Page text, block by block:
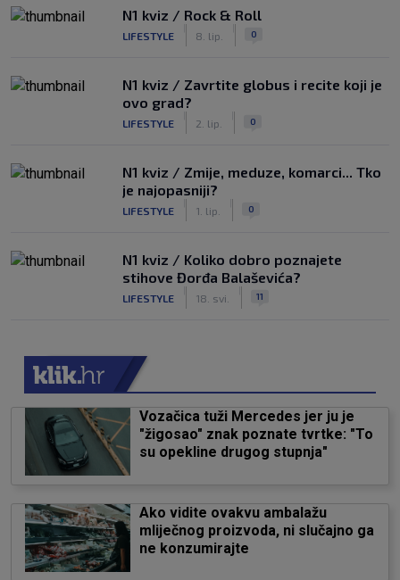
N1 kviz / Rock & Roll
LIFESTYLE 8. lip. 0
N1 kviz / Zavrtite globus i recite koji je
ovo grad?
LIFESTYLE 2. lip. 0
N1 kviz / Zmije, meduze, komarci... Tko
je najopasniji?
LIFESTYLE 1. lip. 0
N1 kviz / Koliko dobro poznajete
stihove Đorđa Balaševića?
LIFESTYLE 18. svi. 11
Vozačica tuži Mercedes jer ju je
"žigosao" znak poznate tvrtke: "To
su opekline drugog stupnja"
Ako vidite ovakvu ambalažu
mliječnog proizvoda, ni slučajno ga
ne konzumirajte